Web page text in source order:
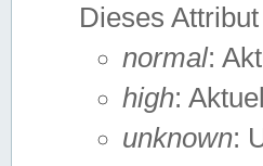
Dieses
normal:
high:
unknown: